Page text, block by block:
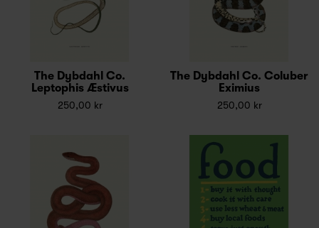
The Dybdahl Co.
Leptophis Æstivus
250,00 kr
The Dybdahl Co. Coluber
Eximius
250,00 kr